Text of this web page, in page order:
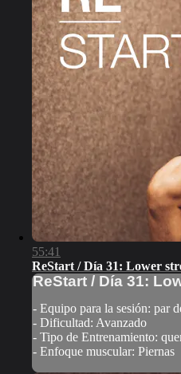
55:41
ReStart / Día 31: Lower
ReStart / Día 31:
- Equipo para la sesión: par
- Dificultad: Avanzado
- Tipo de Entrenamiento:
- Enfoque muscular: Piernas